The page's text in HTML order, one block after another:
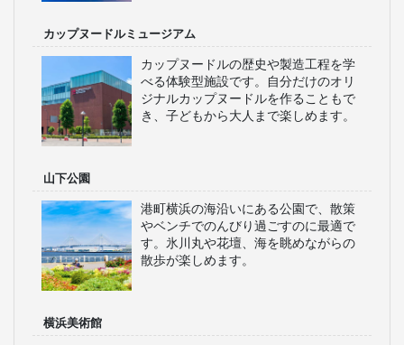
カップヌードルミュージアム
カップヌードルの歴史や製造工程を学
べる体験型施設です。自分だけのオリ
ジナルカップヌードルを作ることもで
き、子どもから大人まで楽しめます。
山下公園
港町横浜の海沿いにある公園で、散策
やベンチでのんびり過ごすのに最適で
す。氷川丸や花壇、海を眺めながらの
散歩が楽しめます。
横浜美術館